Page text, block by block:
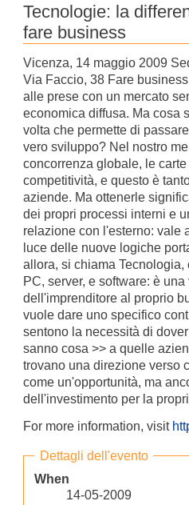
Tecnologie: la
fare business
Vicenza, 14 maggio 2009
Via Faccio, 38 Fare
alle prese con un mercato
economica diffusa. Ma cosa
volta che permette di
vero sviluppo? Nel nostro
concorrenza globale, le
competitività, e questo è
aziende. Ma ottenerle
dei propri processi interni e
relazione con l'esterno: vale
luce delle nuove logiche
allora, si chiama
PC, server, e software: è
dell'imprenditore al proprio
vuole dare uno specifico
sentono la necessità di
sanno cosa >> a quelle
trovano una direzione verso
come un'opportunità, ma
dell'investimento per la
For more information, visit
Dettagli dell'evento
When
14-05-2009